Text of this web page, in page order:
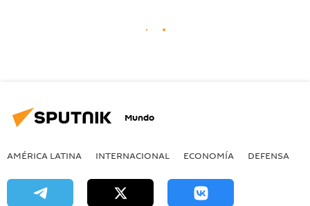
Mundo
AMÉRICA LATINA INTERNACIONAL ECONOMÍA DEFENSA